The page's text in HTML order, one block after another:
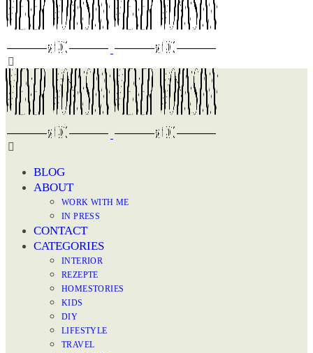
BLOG
ABOUT
WORK WITH ME
IN PRESS
CONTACT
CATEGORIES
INTERIOR
REZEPTE
HOMESTORIES
KIDS
DIY
LIFESTYLE
TRAVEL